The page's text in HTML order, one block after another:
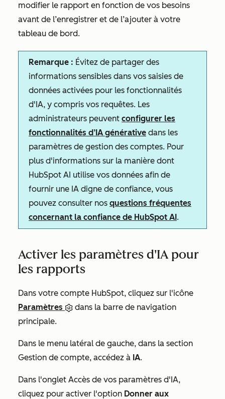
modifier le rapport en fonction de vos besoins
avant de l’enregistrer et de l’ajouter à votre
tableau de bord.
Remarque : Évitez de partager des
informations sensibles dans vos saisies de
données activées pour les fonctionnalités
d'IA, y compris vos requêtes. Les
administrateurs peuvent configurer les
fonctionnalités d’IA générative dans les
paramètres de gestion des comptes. Pour
plus d'informations sur la manière dont
HubSpot AI utilise vos données afin de
fournir une IA digne de confiance, vous
pouvez consulter nos questions fréquentes
concernant la confiance de HubSpot AI.
Activer les paramètres d'IA pour
les rapports
Dans votre compte HubSpot, cliquez sur l'icône
Paramètres
dans la barre de navigation
principale.
Dans le menu latéral de gauche, dans la section
Gestion de compte, accédez à IA.
Dans l'onglet Accès de vos paramètres d'IA,
cliquez pour activer l'option Donner aux